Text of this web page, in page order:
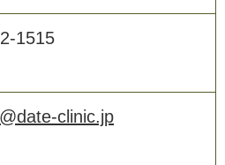
1515
clinic.jp